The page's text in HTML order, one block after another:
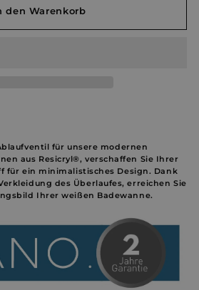
den Warenkorb
für unsere modernen
aus Resicryl®, verschaffen Sie Ihrer
für ein minimalistisches Design. Dank
des Überlaufes, erreichen Sie
Ihrer weißen Badewanne.